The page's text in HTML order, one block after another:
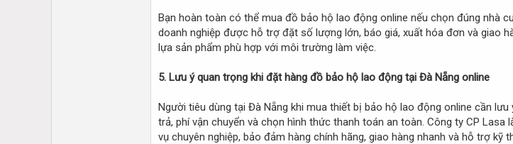
Bạn hoàn toàn có thể mua đồ bảo hộ lao động online nếu chọn đúng nhà
doanh nghiệp được hỗ trợ đặt số lượng lớn, báo giá, xuất hóa đơn và giao
lựa sản phẩm phù hợp với môi trường làm việc.
5. Lưu ý quan trọng khi đặt hàng đồ bảo hộ lao động tại Đà Nẵng online
Người tiêu dùng tại Đà Nẵng khi mua thiết bị bảo hộ lao động online cần
trả, phí vận chuyển và chọn hình thức thanh toán an toàn. Công ty CP
vụ chuyên nghiệp, bảo đảm hàng chính hãng, giao hàng nhanh và hỗ trợ